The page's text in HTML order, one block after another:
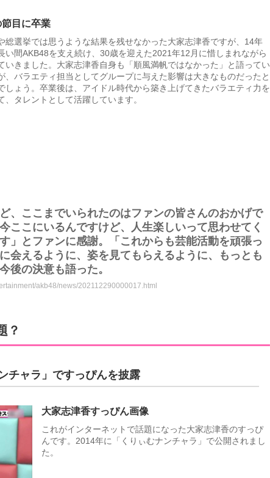
目に卒業
総選挙では思うような結果を残せなかった大家志津香ですが、14年
い間AKB48を支え続け、30歳を迎えた2021年12月に惜しまれながら
いきました。大家志津香自身も「順風満帆ではなかった」と語ってい
、バラエティ担当としてグループに与えた影響は大きなものだったと
しょう。卒業後は、アイドル時代から築き上げてきたバラエティ力を
、タレントとして活躍しています。
、ここまでいられたのはファンの皆さんのおかげで
ここにいるんですけど、人生楽しいって思わせてく
」とファンに感謝。「これからも芸能活動を頑張っ
会えるように、姿を見てもらえるように、もっとも
後の決意も語った。
akb48/news/202112290000017.html
？
チャラ」ですっぴんを披露
大家志津香すっぴん画像
これがインターネットで話題になった大家志津香のすっぴ
んです。2014年に「くりぃむナンチャラ」で公開されまし
た。